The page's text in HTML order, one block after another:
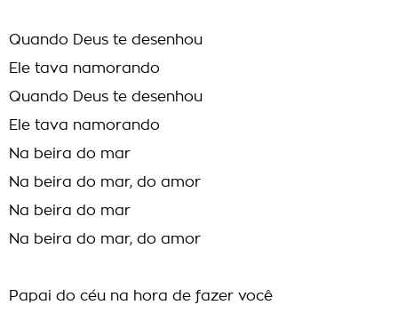
Quando Deus te desenhou
Ele tava namorando
Quando Deus te desenhou
Ele tava namorando
Na beira do mar
Na beira do mar, do amor
Na beira do mar
Na beira do mar, do amor
Papai do céu na hora de fazer você